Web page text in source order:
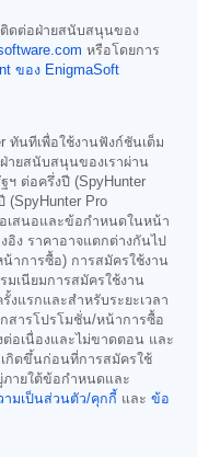
ดต่อฝ่ายสนับสนุนของ
หรือโดยการ
ของ EnigmaSoft
ทันทีเพื่อใช้งานฟังก์ชันเต็ม
ายสนับสนุนของเราผ่าน
ฯ ต่อครึ่งปี (SpyHunter
(SpyHunter Pro
เสนอและข้อกำหนดในหน้า
อิง ราคาอาจแตกต่างกันไป
าการซื้อ) การสมัครใช้งาน
มเนียมการสมัครใช้งาน
แรกและสำหรับระยะเวลา
สารโปรโมชั่น/หน้าการซื้อ
อเนื่องและไม่ขาดตอน และ
เกิดขึ้นก่อนที่การสมัครใช้
ายใต้ข้อกำหนดและ
ามเป็นส่วนตัว/คุกกี้ และ ข้อ